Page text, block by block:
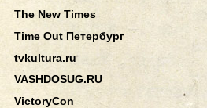
The New Times
Time Out Петербург
tvkultura.ru
VASHDOSUG.RU
VictoryCon